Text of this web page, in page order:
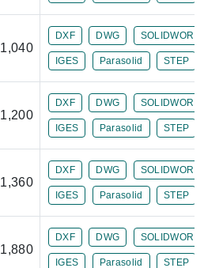
1,040
DXF DWG
IGES Parasolid STEP
1,200
DXF DWG
IGES Parasolid STEP
1,360
DXF DWG
IGES Parasolid STEP
1,880
DXF DWG
IGES Parasolid STEP